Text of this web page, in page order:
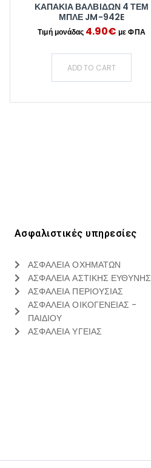
ΚΑΠΑΚΙΑ ΒΑΛΒΙΔΩΝ 4 ΤΕΜ
ΜΠΛΕ JM-942E
4.90€
ADD TO CART
Ασφαλιστικές υπηρεσίες
ΑΣΦΑΛΕΙΑ ΟΧΗΜΑΤΩΝ
ΑΣΦΑΛΕΙΑ ΑΣΤΙΚΗΣ ΕΥΘΥΝΗΣ
ΑΣΦΑΛΕΙΑ ΠΕΡΙΟΥΣΙΑΣ
ΑΣΦΑΛΕΙΑ ΟΙΚΟΓΕΝΕΙΑΣ -
ΠΑΙΔΙΟΥ
ΑΣΦΑΛΕΙΑ ΥΓΕΙΑΣ